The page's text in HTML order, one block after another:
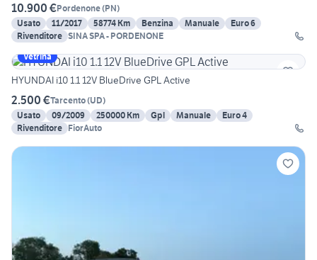
10.900 €Pordenone(PN)
Usato
11/2017 58774 Km Benzina Manuale
Euro 6
Rivenditore SINA SPA - PORDENONE
Vetrina
HYUNDAI i10 1.1 12V BlueDrive GPL Active
2.500 €Tarcento(UD)
Usato
09/2009 250000 Km Gpl Manuale
Euro 4
Rivenditore FiorAuto